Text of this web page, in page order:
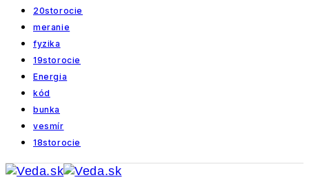
20storocie
meranie
fyzika
19storocie
Energia
kód
bunka
vesmír
18storocie